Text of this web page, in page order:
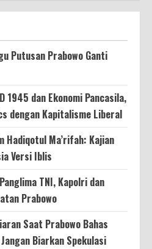
Putusan Prabowo Ganti
1945 dan Ekonomi Pancasila,
dengan Kapitalisme Liberal
Hadiqotul Ma’rifah: Kajian
Versi Iblis
TNI, Kapolri dan
Prabowo
Saat Prabowo Bahas
Biarkan Spekulasi